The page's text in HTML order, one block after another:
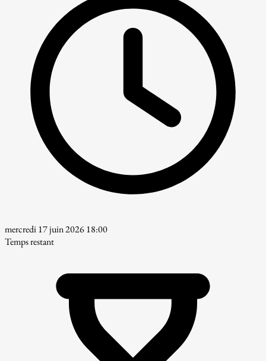
mercredi 17 juin 2026 18:00
Temps restant